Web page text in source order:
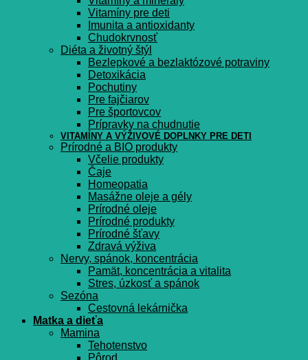
Vitamíny pre deti
Imunita a antioxidanty
Chudokrvnosť
Diéta a životný štýl
Bezlepkové a bezlaktózové potraviny
Detoxikácia
Pochutiny
Pre fajčiarov
Pre športovcov
Prípravky na chudnutie
VITAMÍNY A VÝŽIVOVÉ DOPLNKY PRE DETI
Prírodné a BIO produkty
Včelie produkty
Čaje
Homeopatia
Masážne oleje a gély
Prírodné oleje
Prírodné produkty
Prírodné šťavy
Zdravá výživa
Nervy, spánok, koncentrácia
Pamät, koncentrácia a vitalita
Stres, úzkosť a spánok
Sezóna
Cestovná lekárnička
Matka a dieťa
Mamina
Tehotenstvo
Pôrod